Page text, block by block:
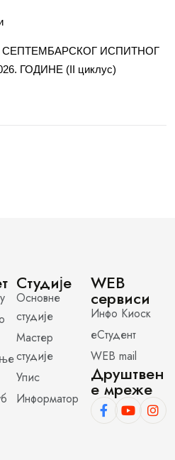
ИСПИТНОГ
ГОДИНЕ (II циклус)
Студије
Основне
студије
Мастер
студије
Упис
Информатор
WEB
сервиси
Инфо Киоск
еСтудент
WEB mail
Друштвен
е мреже